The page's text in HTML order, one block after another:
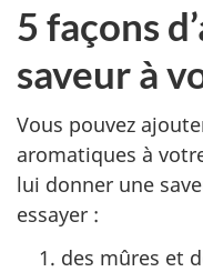
5 façons
saveur à
Vous pouvez
aromatiques à
lui donner une
essayer :
des mûres et